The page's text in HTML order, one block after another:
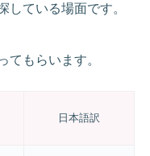
している場面です。
てもらいます。
日本語訳